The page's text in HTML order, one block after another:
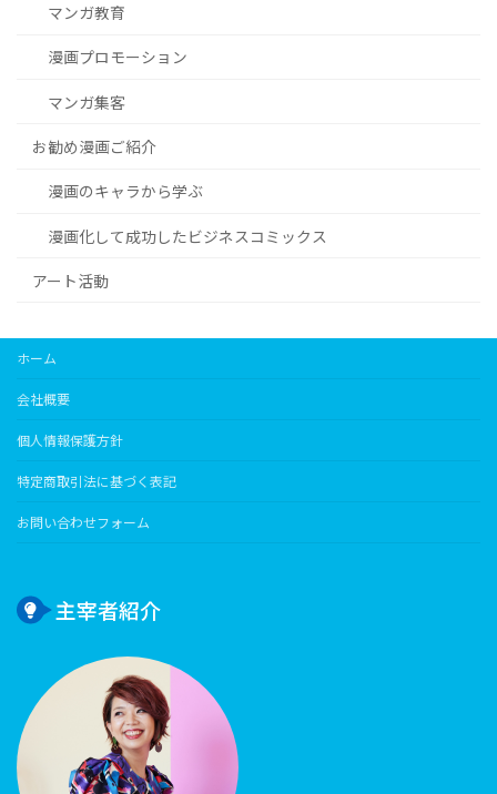
マンガ教育
漫画プロモーション
マンガ集客
お勧め漫画ご紹介
漫画のキャラから学ぶ
漫画化して成功したビジネスコミックス
アート活動
ホーム
会社概要
個人情報保護方針
特定商取引法に基づく表記
お問い合わせフォーム
主宰者紹介